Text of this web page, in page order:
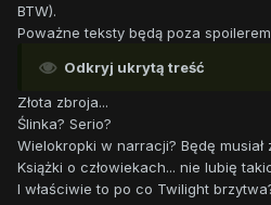
BTW).
Poważne teksty będą poza
Odkryj ukrytą treść
Złota zbroja...
Ślinka? Serio?
Wielokropki w narracji? Będę musiał
Książki o człowiekach... nie lubię
I właściwie to po co Twilight